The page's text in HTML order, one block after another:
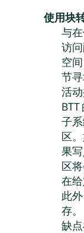
使用块
与
访
空
节
活
子
区
果
区
在
此
存。
缺